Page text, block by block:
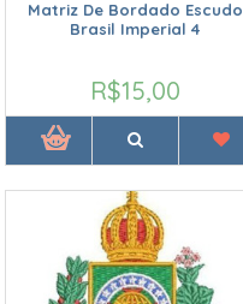
Matriz De Bordado Escudo
Brasil Imperial 4
R$15,00